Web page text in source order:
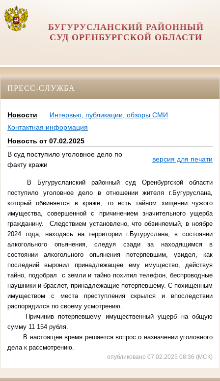
БУГУРУСЛАНСКИЙ РАЙОННЫЙ
СУД ОРЕНБУРГСКОЙ ОБЛАСТИ
ПРЕСС-СЛУЖБА
Новости
Интервью, публикации, обзоры СМИ
Контактная информация
Новость от 07.02.2025
В суд поступило уголовное дело по
факту кражи
версия для печати
В Бугурусланский районный суд Оренбургской области
поступило уголовное дело в отношении жителя г.Бугуруслана,
который обвиняется в краже, то есть тайном хищении чужого
имущества, совершенной с причинением значительного ущерба
гражданину. Следствием установлено, что обвиняемый, в ноябре
2024 года, находясь на территории г.Бугуруслана, в состоянии
алкогольного опьянения, следуя сзади за находящимся в
состоянии алкогольного опьянения потерпевшим, увидел, как
последний выронил принадлежащее ему имущество, действуя
тайно, подобрал с земли и тайно похитил телефон, беспроводные
наушники и браслет, принадлежащие потерпевшему. С похищенным
имуществом с места преступления скрылся и впоследствии
распорядился по своему усмотрению.
Причинив потерпевшему имущественный ущерб на общую
сумму 11 154 рубля.
В настоящее время решается вопрос о назначении уголовного
дела к рассмотрению.
опубликовано 07.02.2025 08:36 (МСК)